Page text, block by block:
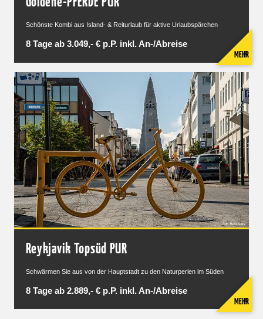
Schönste Kombi aus Island- & Reiturlaub für aktive Urlaubspärchen
8 Tage ab 3.049,- € p.P. inkl. An-/Abreise
MEHR
Reykjavik Topsüd PUR
Schwärmen Sie aus von der Hauptstadt zu den Naturperlen im Süden
8 Tage ab 2.889,- € p.P. inkl. An-/Abreise
MEHR